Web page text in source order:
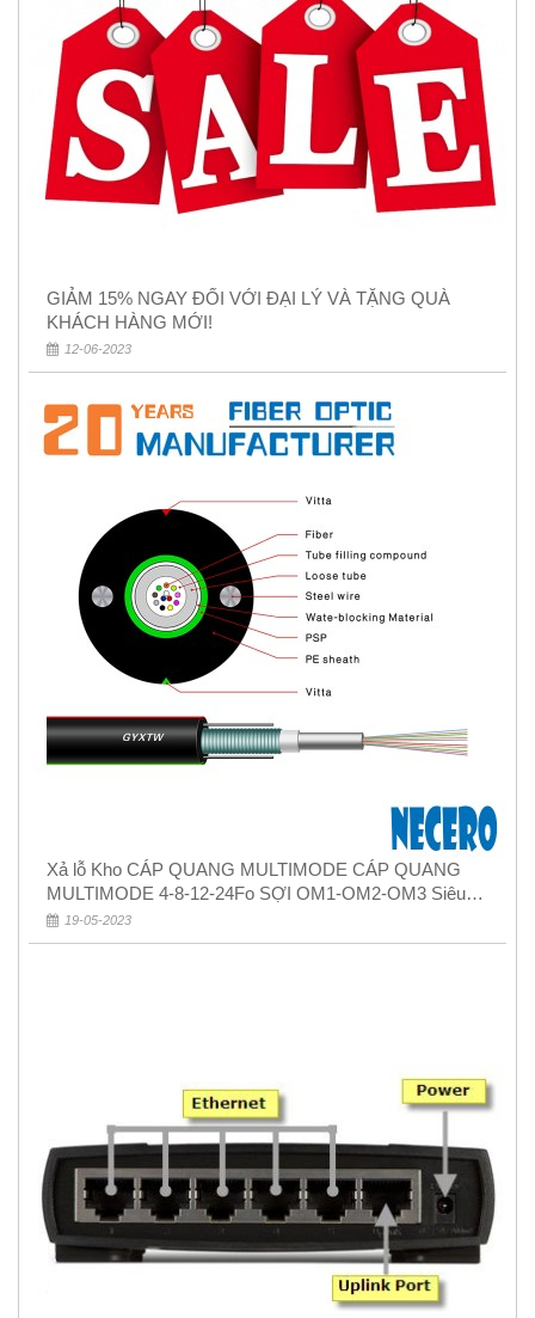
GIẢM 15% NGAY ĐỐI VỚI ĐẠI LÝ VÀ TẶNG QUÀ
KHÁCH HÀNG MỚI!
12-06-2023
Xả lỗ Kho CÁP QUANG MULTIMODE CÁP QUANG
MULTIMODE 4-8-12-24Fo SỢI OM1-OM2-OM3 Siêu
Rẻ 5k
19-05-2023